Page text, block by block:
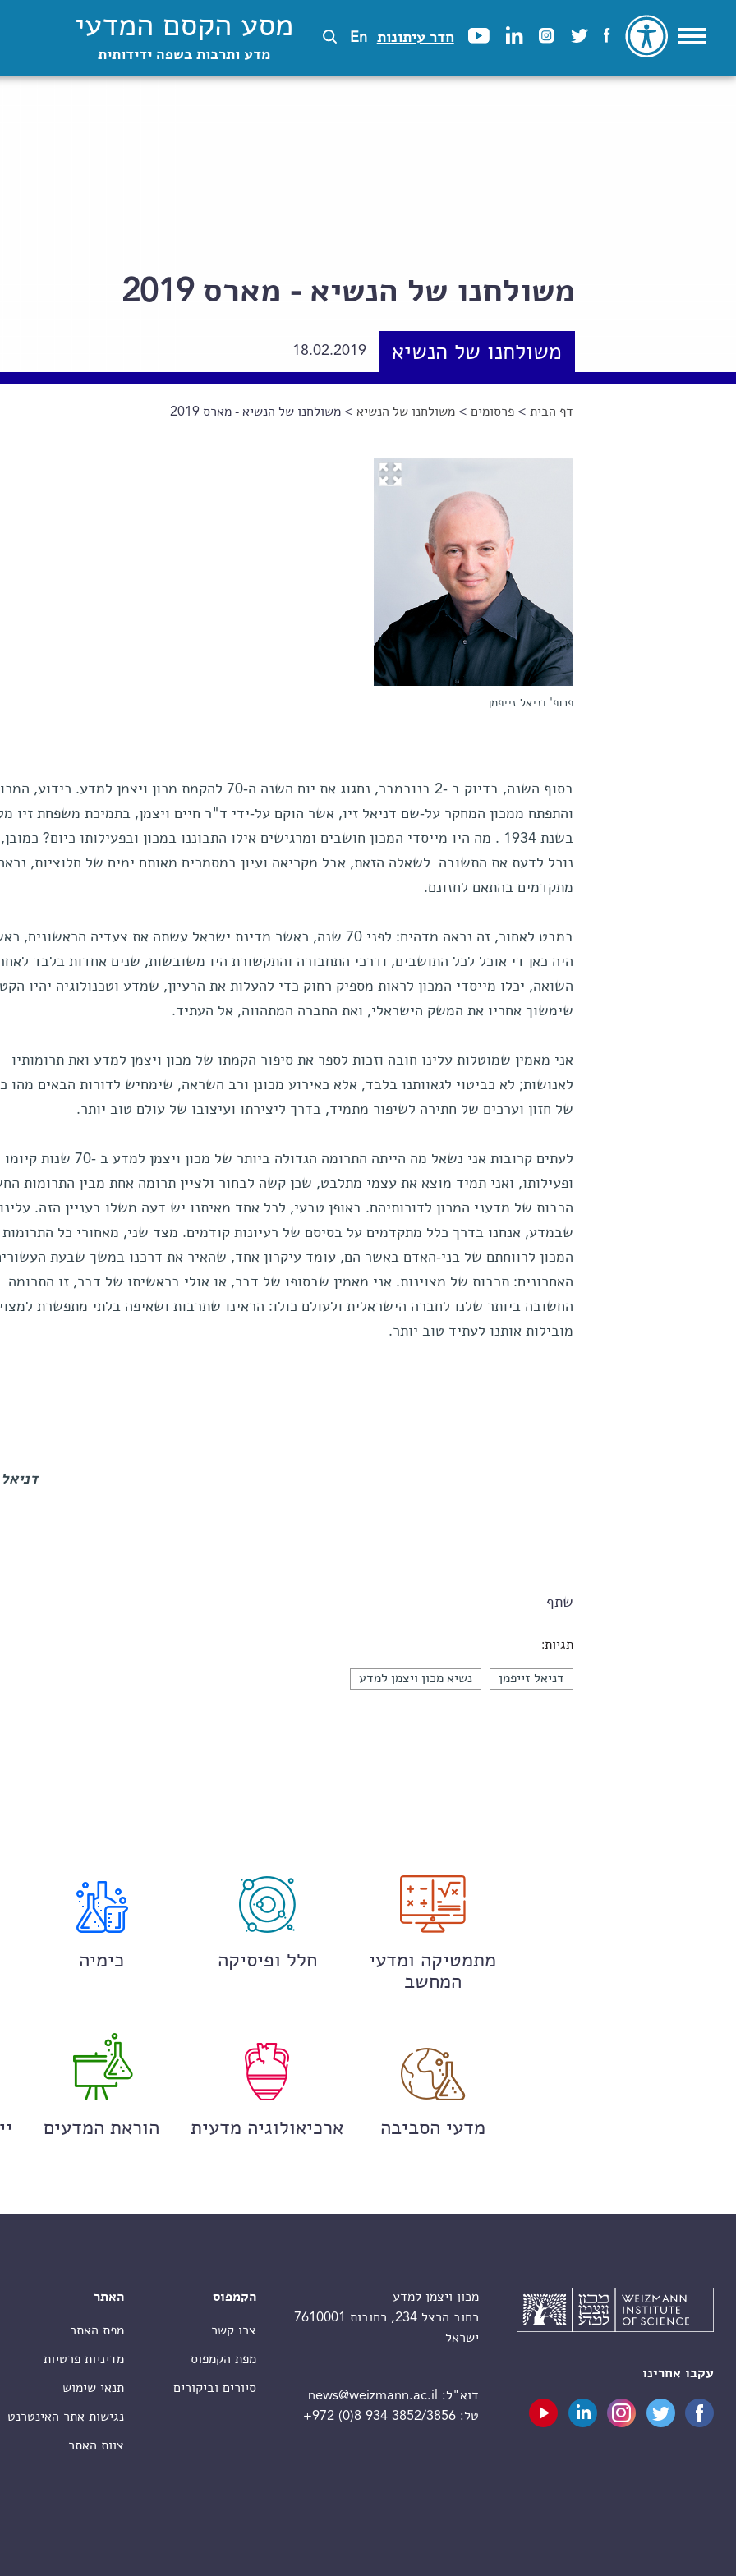
חדר עיתונות En מסע הקסם המדעי
מדע ותרבות בשפה ידידותית
משולחנו של הנשיא - מארס 2019
משולחנו של הנשיא 18.02.2019
הינך נמצא כאן
דף הבית >פרסומים >משולחנו של הנשיא > משולחנו של הנשיא - מארס 2019
פרופ' דניאל זייפמן
בסוף השנה, בדיוק ב -2 בנובמבר, נחגוג את יום השנה ה-70 להקמת מכון ויצמן למדע.
והתפתח ממכון המחקר על-שם דניאל זיו, אשר הוקם על-ידי ד"ר חיים ויצמן, בתמיכת משפחת זיו
בשנת 1934 . מה היו מייסדי המכון חושבים ומרגישים אילו התבוננו במכון ובפעילותו כיום?
נוכל לדעת את התשובה לשאלה הזאת, אבל מקריאה ועיון במסמכים מאותם ימים של חלוציות,
מתקדמים בהתאם לחזונם.
במבט לאחור, זה נראה מדהים: לפני 70 שנה, כאשר מדינת ישראל עשתה את צעדיה
היה כאן די אוכל לכל התושבים, ודרכי התחבורה והתקשורת היו משובשות, שנים אחדות בלבד
השואה, יכלו מייסדי המכון לראות מספיק רחוק כדי להעלות את הרעיון, שמדע וטכנולוגיה יהיו
שימשוך אחריו את המשק הישראלי, ואת החברה המתהווה, אל העתיד.
אני מאמין שמוטלות עלינו חובה וזכות לספר את סיפור הקמתו של מכון ויצמן למדע ואת תרומותיו
לאנושות; לא כביטוי לגאוותנו בלבד, אלא כאירוע מכונן ורב השראה, שימחיש לדורות הבאים מהו
של חזון וערכים של חתירה לשיפור מתמיד, בדרך ליצירתו ועיצובו של עולם טוב יותר.
לעתים קרובות אני נשאל מה הייתה התרומה הגדולה ביותר של מכון ויצמן למדע ב -70 שנות קיומו
ופעילותו, ואני תמיד מוצא את עצמי מתלבט, שכן קשה לבחור ולציין תרומה אחת מבין התרומות
הרבות של מדעני המכון לדורותיהם. באופן טבעי, לכל אחד מאיתנו יש דעה משלו בעניין הזה.
שבמדע, אנחנו בדרך כלל מתקדמים על בסיסם של רעיונות קודמים. מצד שני, מאחורי כל
המכון לרווחתם של בני-האדם באשר הם, עומד עיקרון אחד, שהאיר את דרכנו במשך שבעת
האחרונים: תרבות של מצוינות. אני מאמין שבסופו של דבר, או אולי בראשיתו של דבר, זו התרומה
החשובה ביותר שלנו לחברה הישראלית ולעולם כולו: הראינו שתרבות ושאיפה בלתי מתפשרת
מובילות אותנו לעתיד טוב יותר.
דניאל
שתף
תגיות:
דניאל זייפמן נשיא מכון ויצמן למדע
מתמטיקה ומדעי
המחשב
חלל ופיסיקה כימיה
מדעי הסביבה ארכיאולוגיה מדעית הוראת המדעים
עקבו אחרינו
מכון ויצמן למדע
רחוב הרצל 234, רחובות 7610001
ישראל
דוא"ל:
news@weizmann.ac.il
טל:+972 (0)8 934 3852/3856
הקמפוס
צרו קשר
מפת הקמפוס
סיורים וביקורים
האתר
מפת האתר
מדיניות פרטיות
תנאי שימוש
נגישות אתר האינטרנט
צוות האתר